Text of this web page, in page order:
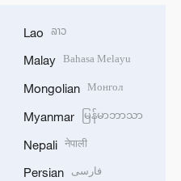
Lao ລາວ
Malay Bahasa Melayu
Mongolian Монгол
Myanmar မြန်မာဘာသာ
Nepali नेपाली
Persian فارسی